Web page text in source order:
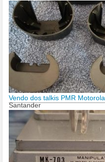
Vendo dos talkis PMR Motorola
Santander